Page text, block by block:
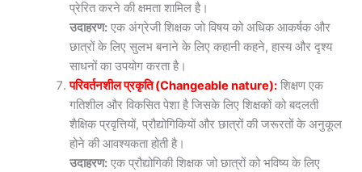
प्रेरित करने की क्षमता शामिल है।
उदाहरण: एक अंग्रेजी शिक्षक जो विषय को अधिक आकर्षक और
छात्रों के लिए सुलभ बनाने के लिए कहानी कहने, हास्य और दृश्य
साधनों का उपयोग करता है।
परिवर्तनशील प्रकृति (Changeable nature): शिक्षण एक
गतिशील और विकसित पेशा है जिसके लिए शिक्षकों को बदलती
शैक्षिक प्रवृत्तियों, प्रौद्योगिकियों और छात्रों की जरूरतों के अनुकूल
होने की आवश्यकता होती है।
उदाहरण: एक प्रौद्योगिकी शिक्षक जो छात्रों को भविष्य के लिए